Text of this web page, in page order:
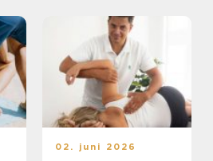
02. juni 2026